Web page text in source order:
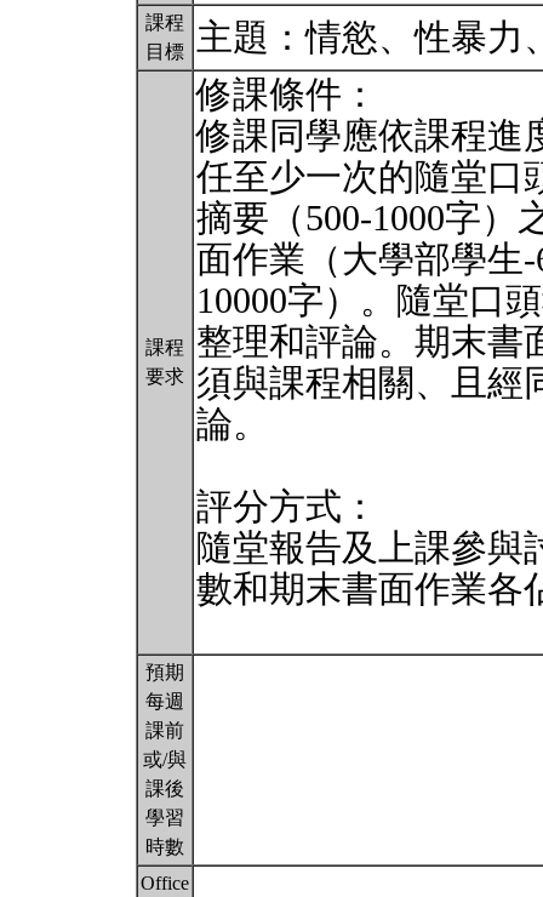
課程
目標
主題：情慾、性暴
課程
要求
修課條件：
修課同學應依課程進
任至少一次的隨堂口
摘要（500-1000字）
面作業（大學部學生
10000字）。隨堂口
整理和評論。期末書
須與課程相關、且經
論。
評分方式：
隨堂報告及上課參與
數和期末書面作業各
預期
每週
課前
或/與
課後
學習
時數
Office